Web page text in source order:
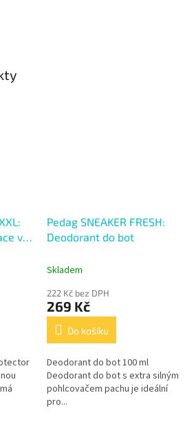
ve
Pedag SNEAKER FRESH:
Deodorant do bot
Skladem
222 Kč bez DPH
269 Kč
Do košíku
Deodorant do bot 100 ml
Deodorant do bot s extra silným
pohlcovačem pachu je ideální
pro...